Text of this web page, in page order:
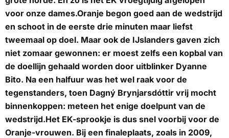
voor onze dames.Oranje begon goed aan de wedstrijd
en schoot in de eerste drie minuten maar liefst
tweemaal op doel. Maar ook de IJslanders gaven zich
niet zomaar gewonnen: er moest zelfs een kopbal van
de doellijn gehaald worden door uitblinker Dyanne
Bito. Na een halfuur was het wel raak voor de
tegenstanders, toen Dagný Brynjarsdóttir vrij mocht
binnenkoppen: meteen het enige doelpunt van de
wedstrijd.Het EK-sprookje is dus snel voorbij voor de
Oranje-vrouwen. Bij een finaleplaats, zoals in 2009,